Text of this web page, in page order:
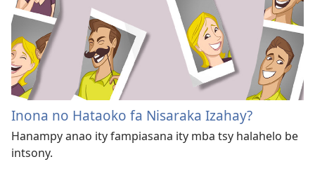
Inona no Hataoko fa Nisaraka Izahay?
Hanampy anao ity fampiasana ity mba tsy halahelo be
intsony.